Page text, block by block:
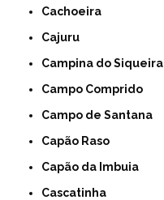
Cachoeira
Cajuru
Campina do Siqueira
Campo Comprido
Campo de Santana
Capão Raso
Capão da Imbuia
Cascatinha